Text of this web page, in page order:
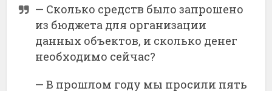
— Сколько средств былозапрошено
из бюджета для организации
данных объектов, и сколько денег
необходимо сейчас?
—В прошлом году мы просили пять